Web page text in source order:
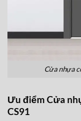
Cửa nhựa
Ưu điểm Cửa
CS91